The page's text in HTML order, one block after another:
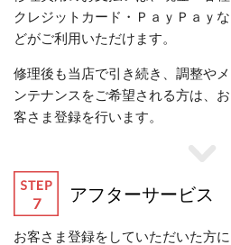
クレジットカード・ＰａｙＰａｙな
どがご利用いただけます。
修理後も当店で引き続き、調整やメ
ンテナンスをご希望される方は、お
客さま登録を行います。
アフターサービス
お客さま登録をしていただいた方に